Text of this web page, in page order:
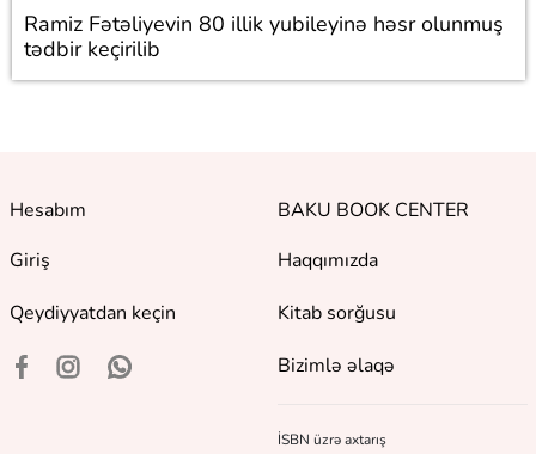
Ramiz Fətəliyevin 80 illik yubileyinə həsr olunmuş
tədbir keçirilib
Hesabım
Giriş
Qeydiyyatdan keçin
BAKU BOOK CENTER
Haqqımızda
Kitab sorğusu
Bizimlə əlaqə
İSBN üzrə axtarış